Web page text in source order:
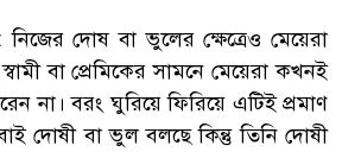
দোষ বা ভুলের ক্ষেত্রেও মেয়েরা
বা প্রেমিকের সামনে মেয়েরা কখনই
না। বরং ঘুরিয়ে ফিরিয়ে এটিই প্রমাণ
দোষী বা ভুল বলছে কিন্তু তিনি দোষী